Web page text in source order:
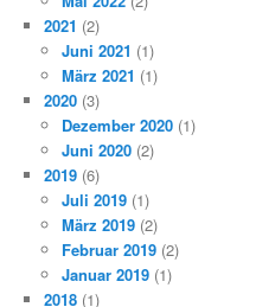
2021 (2)
Juni 2021 (1)
März 2021 (1)
2020 (3)
Dezember 2020 (1)
Juni 2020 (2)
2019 (6)
Juli 2019 (1)
März 2019 (2)
Februar 2019 (2)
Januar 2019 (1)
2018 (1)